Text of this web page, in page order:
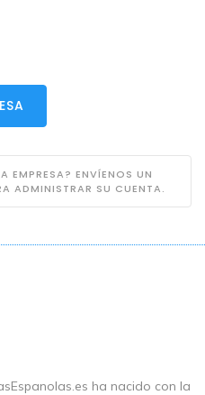
EMPRESA? ENVÍENOS UN
ADMINISTRAR SU CUENTA.
ha nacido con la